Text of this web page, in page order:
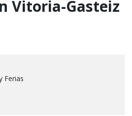
Vitoria-Gasteiz
Ferias